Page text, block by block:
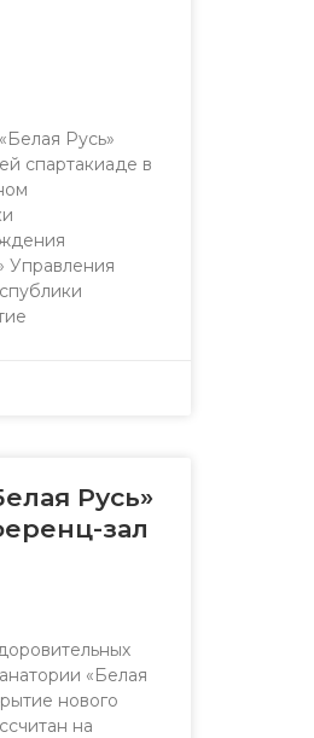
Русь»
спартакиаде в
Управления
Русь»
зал
«Белая
нового
на